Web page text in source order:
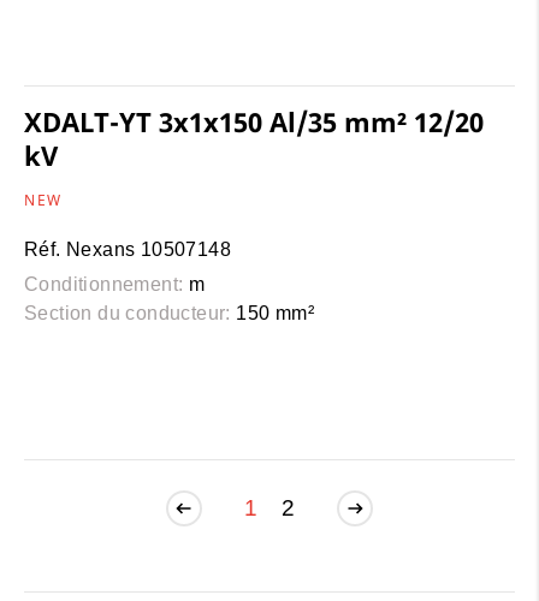
XDALT-YT 3x1x150 Al/35 mm² 12/20
kV
NEW
Réf. Nexans 10507148
Conditionnement: m
Section du conducteur: 150 mm²
1 2